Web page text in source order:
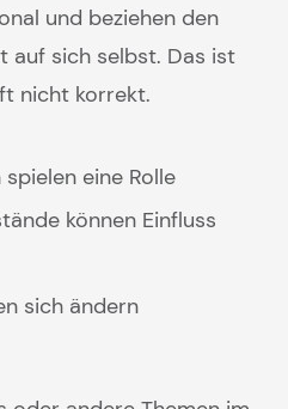
und beziehen den
auf sich selbst. Das ist
nicht korrekt.
eine Rolle
können Einfluss
sich ändern